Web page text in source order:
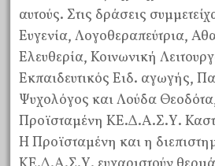
αυτούς. Στις δράσεις
Ευγενία, Λογοθεραπεύτρια,
Ελευθερία, Κοινωνική
Εκπαιδευτικός Ειδ. αγωγής,
Ψυχολόγος και Λούδα
Προϊσταμένη ΚΕ.Δ.Α.Σ.Υ.
Η Προϊσταμένη και η